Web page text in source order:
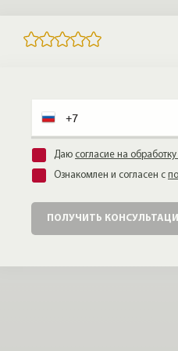
Даю согласие на
Ознакомлен и согласен с
ПОЛУЧИТЬ